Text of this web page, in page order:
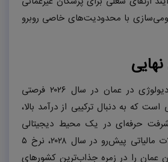
با محدودیت‌های خاصی روبرو
در عمان در سال ۲۰۲۶فرصتی
است که به دنبال ترکیبی از درآمد بالا،
حرفه‌ای در یک محیط دیجیتالی
مالیاتی پیش‌رو در سال ۲۰۲۸، نرخ ۵
عمان را در زمره جذاب‌ترین کشورهای